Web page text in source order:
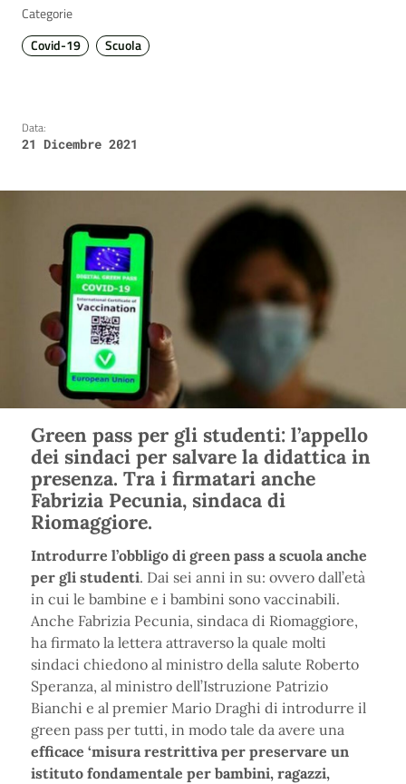
Categorie
Covid-19
Scuola
Data:
21 Dicembre 2021
Green pass per gli studenti: l’appello
dei sindaci per salvare la didattica in
presenza. Tra i firmatari anche
Fabrizia Pecunia, sindaca di
Riomaggiore.
Introdurre l’obbligo di green pass a scuola anche
per gli studenti. Dai sei anni in su: ovvero dall’età
in cui le bambine e i bambini sono vaccinabili.
Anche Fabrizia Pecunia, sindaca di Riomaggiore,
ha firmato la lettera attraverso la quale molti
sindaci chiedono al ministro della salute Roberto
Speranza, al ministro dell’Istruzione Patrizio
Bianchi e al premier Mario Draghi di introdurre il
green pass per tutti, in modo tale da avere una
efficace ‘misura restrittiva per preservare un
istituto fondamentale per bambini, ragazzi,